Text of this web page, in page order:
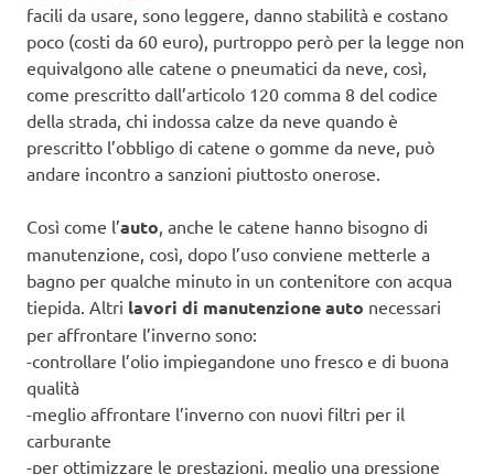
facili da usare, sono leggere, danno stabilità e costano
poco (costi da 60 euro), purtroppo però per la legge non
equivalgono alle catene o pneumatici da neve, così,
come prescritto dall’articolo 120 comma 8 del codice
della strada, chi indossa calze da neve quando è
prescritto l’obbligo di catene o gomme da neve, può
andare incontro a sanzioni piuttosto onerose.
Così come l’auto , anche le catene hanno bisogno di
manutenzione, così, dopo l’uso conviene metterle a
bagno per qualche minuto in un contenitore con acqua
tiepida. Altri lavori di manutenzione auto necessari
per affrontare l’inverno sono:
-controllare l’olio impiegandone uno fresco e di buona
qualità
-meglio affrontare l’inverno con nuovi filtri per il
carburante
-per ottimizzare le prestazioni, meglio una pressione